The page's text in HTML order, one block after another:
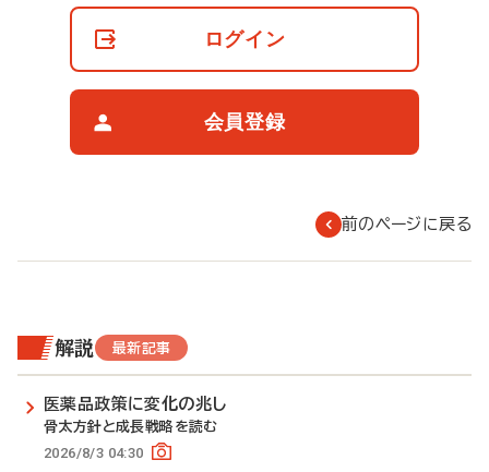
ログイン
会員登録
前のページに戻る
解説 最新記事
医薬品政策に変化の兆し
骨太方針と成長戦略を読む
2026/8/3 04:30